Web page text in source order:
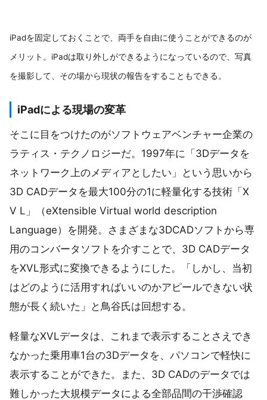
iPadを固定しておくことで、両手を自由に使うことができるのが
メリット。iPadは取り外しができるようになっているので、写真
を撮影して、その場から現状の報告をすることもできる。
iPadによる現場の変革
そこに目をつけたのがソフトウェアベンチャー企業の
ラティス・テクノロジーだ。1997年に「3Dデータを
ネットワーク上のメディアとしたい」という思いから
3D CADデータを最大100分の1に軽量化する技術「X
V L」（eXtensible Virtual world description
Language）を開発。さまざまな3DCADソフトから専
用のコンバータソフトを介すことで、3D CADデータ
をXVL形式に変換できるようにした。「しかし、当初
はどのように活用すればいいのかアピールできない状
態が長く続いた」と鳥谷氏は回想する。
軽量なXVLデータは、これまで表示することさえでき
なかった乗用車1台の3Dデータを、パソコンで軽快に
表示することができた。また、3D CADのデータでは
難しかった大規模データによる全部品間の干渉確認